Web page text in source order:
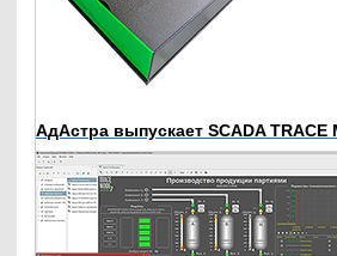
АдАстра выпускает SCADA